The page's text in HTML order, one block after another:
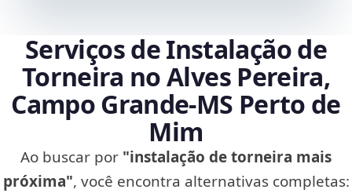
Serviços de Instalação de
Torneira no Alves Pereira,
Campo Grande‑MS Perto de
Mim
Ao buscar por "instalação de torneira mais
próxima", você encontra alternativas completas: